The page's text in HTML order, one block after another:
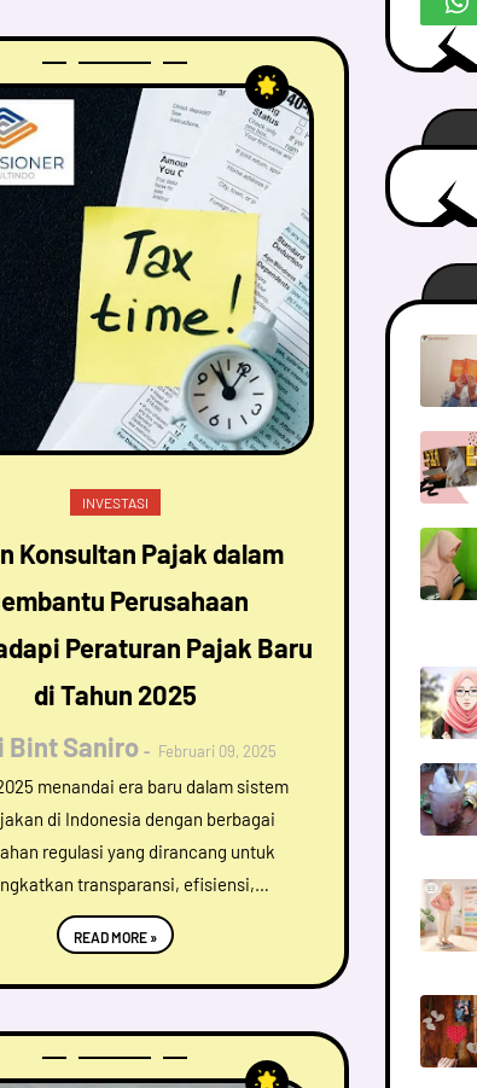
INVESTASI
Konsultan Pajak dalam
Perusahaan
Peraturan Pajak Baru
di Tahun 2025
Bint Saniro
Februari 09, 2025
menandai era baru dalam sistem
di Indonesia dengan berbagai
regulasi yang dirancang untuk
transparansi, efisiensi,…
READ MORE »